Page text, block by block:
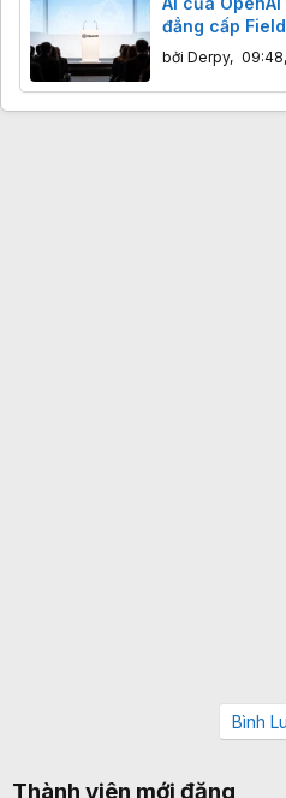
đẳng cấp
USD
bởi Derpy,
Bình
Thành viên mới đăng